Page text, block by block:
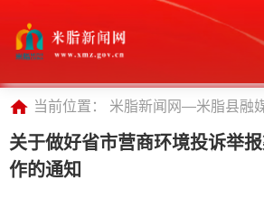
当前位置： 米脂新闻网—米脂县融
关于做好省市营商环境投诉举
作的通知